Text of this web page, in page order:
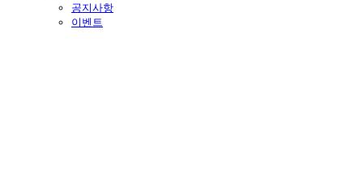
공지사항
이벤트